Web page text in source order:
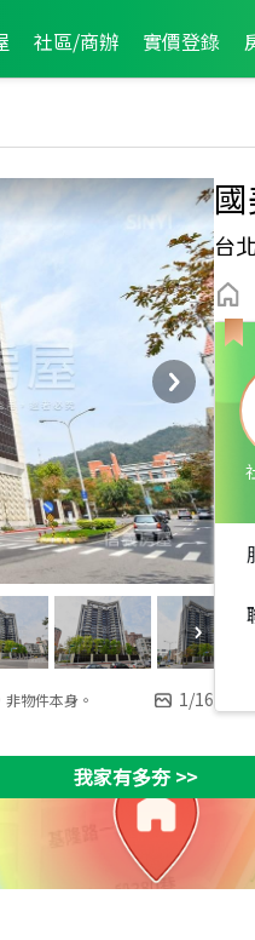
社區/商辦 實價登錄
物件本身。 1/16
台
全公司2018年2月業績TOP1
我家有多夯>>